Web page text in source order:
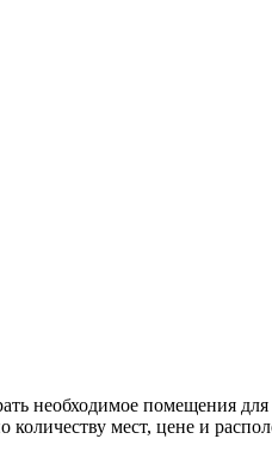
необходимое помещения
мест, цене и